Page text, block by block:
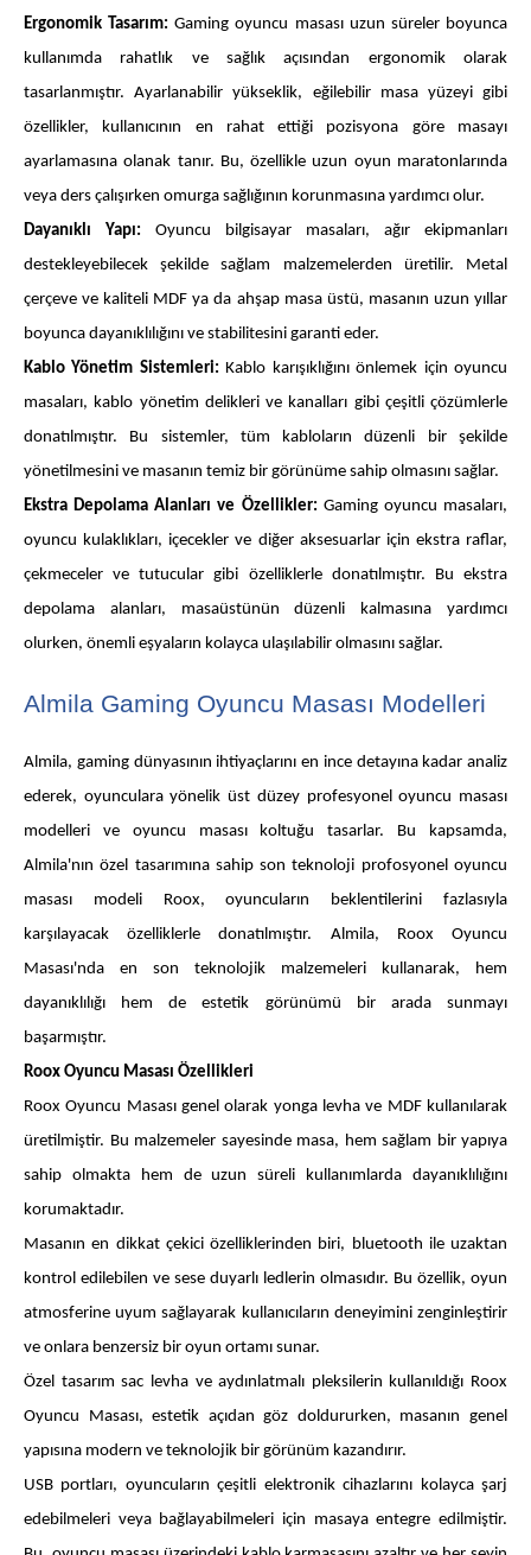
Ergonomik Tasarım: Gaming oyuncu masası uzun süreler boyunca
kullanımda rahatlık ve sağlık açısından ergonomik olarak
tasarlanmıştır. Ayarlanabilir yükseklik, eğilebilir masa yüzeyi gibi
özellikler, kullanıcının en rahat ettiği pozisyona göre masayı
ayarlamasına olanak tanır. Bu, özellikle uzun oyun maratonlarında
veya ders çalışırken omurga sağlığının korunmasına yardımcı olur.
Dayanıklı Yapı: Oyuncu bilgisayar masaları, ağır ekipmanları
destekleyebilecek şekilde sağlam malzemelerden üretilir. Metal
çerçeve ve kaliteli MDF ya da ahşap masa üstü, masanın uzun yıllar
boyunca dayanıklılığını ve stabilitesini garanti eder.
Kablo Yönetim Sistemleri: Kablo karışıklığını önlemek için oyuncu
masaları, kablo yönetim delikleri ve kanalları gibi çeşitli çözümlerle
donatılmıştır. Bu sistemler, tüm kabloların düzenli bir şekilde
yönetilmesini ve masanın temiz bir görünüme sahip olmasını sağlar.
Ekstra Depolama Alanları ve Özellikler: Gaming oyuncu masaları,
oyuncu kulaklıkları, içecekler ve diğer aksesuarlar için ekstra raflar,
çekmeceler ve tutucular gibi özelliklerle donatılmıştır. Bu ekstra
depolama alanları, masaüstünün düzenli kalmasına yardımcı
olurken, önemli eşyaların kolayca ulaşılabilir olmasını sağlar.
Almila Gaming Oyuncu Masası Modelleri
Almila, gaming dünyasının ihtiyaçlarını en ince detayına kadar analiz
ederek, oyunculara yönelik üst düzey profesyonel oyuncu masası
modelleri ve oyuncu masası koltuğu tasarlar. Bu kapsamda,
Almila'nın özel tasarımına sahip son teknoloji profosyonel oyuncu
masası modeli Roox, oyuncuların beklentilerini fazlasıyla
karşılayacak özelliklerle donatılmıştır. Almila, Roox Oyuncu
Masası'nda en son teknolojik malzemeleri kullanarak, hem
dayanıklılığı hem de estetik görünümü bir arada sunmayı
başarmıştır.
Roox Oyuncu Masası Özellikleri
Roox Oyuncu Masası genel olarak yonga levha ve MDF kullanılarak
üretilmiştir. Bu malzemeler sayesinde masa, hem sağlam bir yapıya
sahip olmakta hem de uzun süreli kullanımlarda dayanıklılığını
korumaktadır.
Masanın en dikkat çekici özelliklerinden biri, bluetooth ile uzaktan
kontrol edilebilen ve sese duyarlı ledlerin olmasıdır. Bu özellik, oyun
atmosferine uyum sağlayarak kullanıcıların deneyimini zenginleştirir
ve onlara benzersiz bir oyun ortamı sunar.
Özel tasarım sac levha ve aydınlatmalı pleksilerin kullanıldığı Roox
Oyuncu Masası, estetik açıdan göz doldururken, masanın genel
yapısına modern ve teknolojik bir görünüm kazandırır.
USB portları, oyuncuların çeşitli elektronik cihazlarını kolayca şarj
edebilmeleri veya bağlayabilmeleri için masaya entegre edilmiştir.